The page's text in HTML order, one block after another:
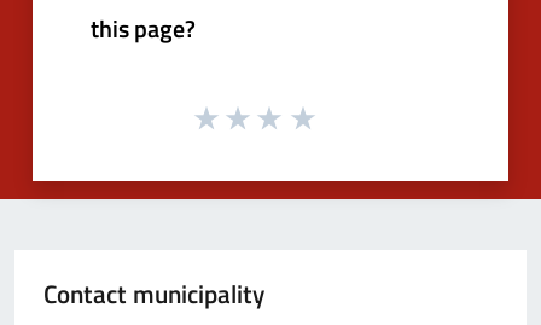
this page?
Contact municipality